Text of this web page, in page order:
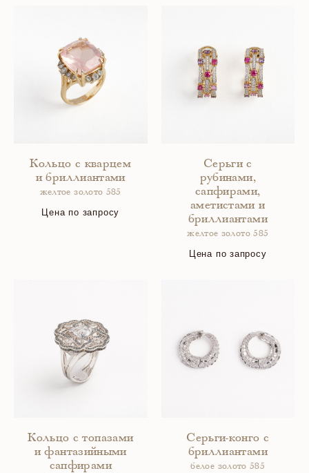
Кольцо с кварцем
и бриллиантами
желтое золото 585
Цена по запросу
Серьги с
рубинами,
сапфирами,
аметистами и
бриллиантами
желтое золото 585
Цена по запросу
Кольцо с топазами
и фантазийными
сапфирами
Серьги-конго с
бриллиантами
белое золото 585